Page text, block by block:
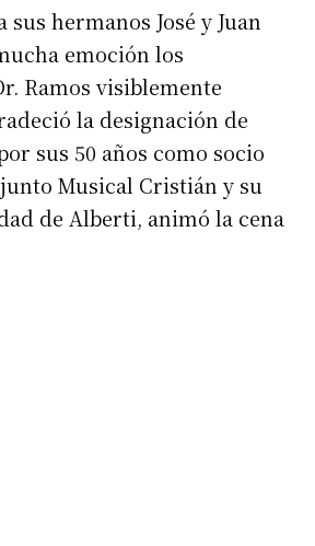
hermanos José y Juan
emoción los
Ramos visiblemente
la designación de
sus 50 años como socio
Musical Cristián y su
de Alberti, animó la cena